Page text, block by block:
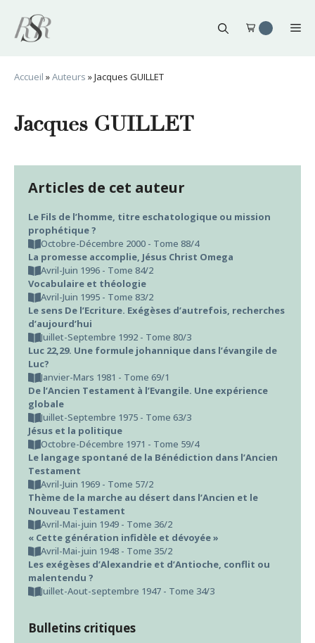
contenu
Accueil »Auteurs »Jacques GUILLET
Jacques GUILLET
Articles de cet auteur
Le Fils de l’homme, titre eschatologique ou mission
prophétique ?
Octobre-Décembre 2000 - Tome 88/4
La promesse accomplie, Jésus Christ Omega
Avril-Juin 1996 - Tome 84/2
Vocabulaire et théologie
Avril-Juin 1995 - Tome 83/2
Le sens De l’Ecriture. Exégèses d’autrefois, recherches
d’aujourd’hui
Juillet-Septembre 1992 - Tome 80/3
Luc 22,29. Une formule johannique dans l’évangile de
Luc?
Janvier-Mars 1981 - Tome 69/1
De l’Ancien Testament à l’Evangile. Une expérience
globale
Juillet-Septembre 1975 - Tome 63/3
Jésus et la politique
Octobre-Décembre 1971 - Tome 59/4
Le langage spontané de la Bénédiction dans l’Ancien
Testament
Avril-Juin 1969 - Tome 57/2
Thème de la marche au désert dans l’Ancien et le
Nouveau Testament
Avril-Mai-juin 1949 - Tome 36/2
« Cette génération infidèle et dévoyée »
Avril-Mai-juin 1948 - Tome 35/2
Les exégèses d’Alexandrie et d’Antioche, conflit ou
malentendu ?
Juillet-Aout-septembre 1947 - Tome 34/3
Bulletins critiques